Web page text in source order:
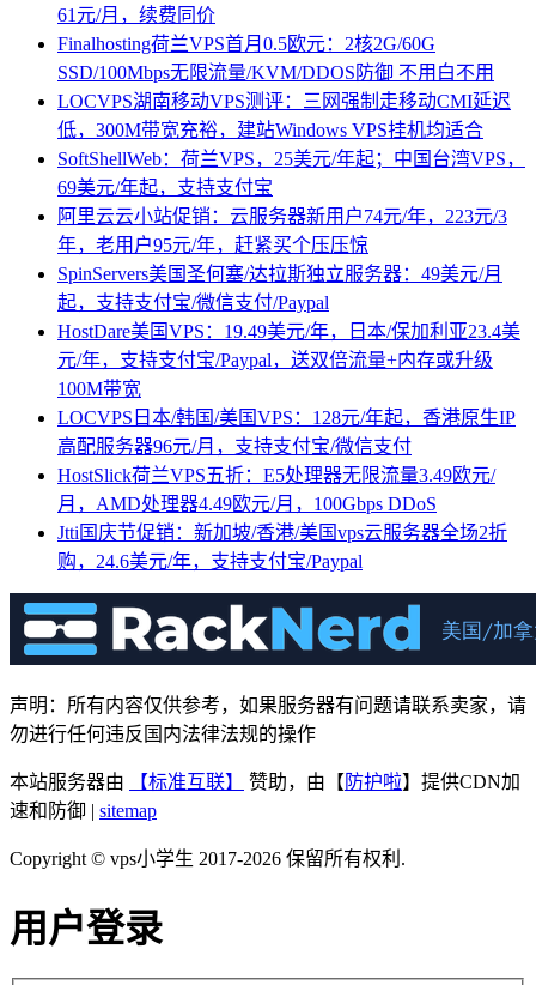
61元/⽉，续费同价
Finalhosting荷兰VPS首月0.5欧元：2核2G/60G
SSD/100Mbps无限流量/KVM/DDOS防御 不用白不用
LOCVPS湖南移动VPS测评：三网强制走移动CMI延迟
低，300M带宽充裕，建站Windows VPS挂机均适合
SoftShellWeb：荷兰VPS，25美元/年起；中国台湾VPS，
69美元/年起，支持支付宝
阿里云云小站促销：云服务器新用户74元/年，223元/3
年，老用户95元/年，赶紧买个压压惊
SpinServers美国圣何塞/达拉斯独立服务器：49美元/月
起，支持支付宝/微信支付/Paypal
HostDare美国VPS：19.49美元/年，日本/保加利亚23.4美
元/年，支持支付宝/Paypal，送双倍流量+内存或升级
100M带宽
LOCVPS日本/韩国/美国VPS：128元/年起，香港原生IP
高配服务器96元/月，支持支付宝/微信支付
HostSlick荷兰VPS五折：E5处理器无限流量3.49欧元/
月，AMD处理器4.49欧元/月，100Gbps DDoS
Jtti国庆节促销：新加坡/香港/美国vps云服务器全场2折
购，24.6美元/年，支持支付宝/Paypal
声明：所有内容仅供参考，如果服务器有问题请联系卖家，请
勿进行任何违反国内法律法规的操作
本站服务器由 【标准互联】 赞助，由【 防护啦】提供CDN加
速和防御 | sitemap
Copyright © vps小学生 2017-2026 保留所有权利.
用户登录